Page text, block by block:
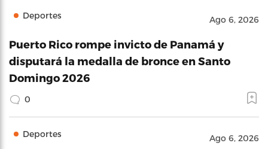
Deportes Ago 6, 2026
Puerto Rico rompe invicto de Panamá y
disputará la medalla de bronce en Santo
Domingo 2026
0
Deportes Ago 6, 2026